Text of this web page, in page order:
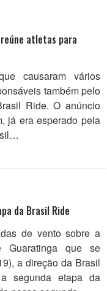
atletas para
causaram vários
também pelo
Ride. O anúncio
já era esperado pela
da Brasil Ride
de vento sobre a
Guaratinga que se
a direção da Brasil
segunda etapa da